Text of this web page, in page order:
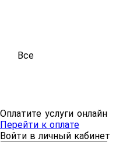
Все
Оплатите услуги онлайн
Перейти к оплате
Войти в личный кабинет